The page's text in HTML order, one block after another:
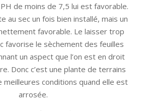
de moins de 7,5 lui est favorable.
au sec un fois bien installé, mais un
favorable. Le laisser trop
favorise le sèchement des feuilles
un aspect que l’on est en droit
Donc c’est une plante de terrains
meilleures conditions quand elle est
arrosée.